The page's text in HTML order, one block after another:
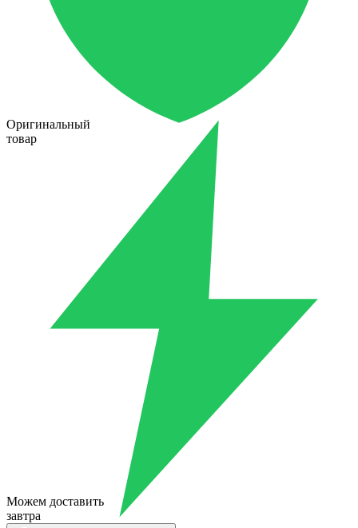
Оригинальный
товар
Можем доставить
завтра